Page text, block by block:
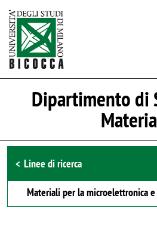
Dipartimento di
Browse the section
Linee di ricerca
Materiali per la microelettronica